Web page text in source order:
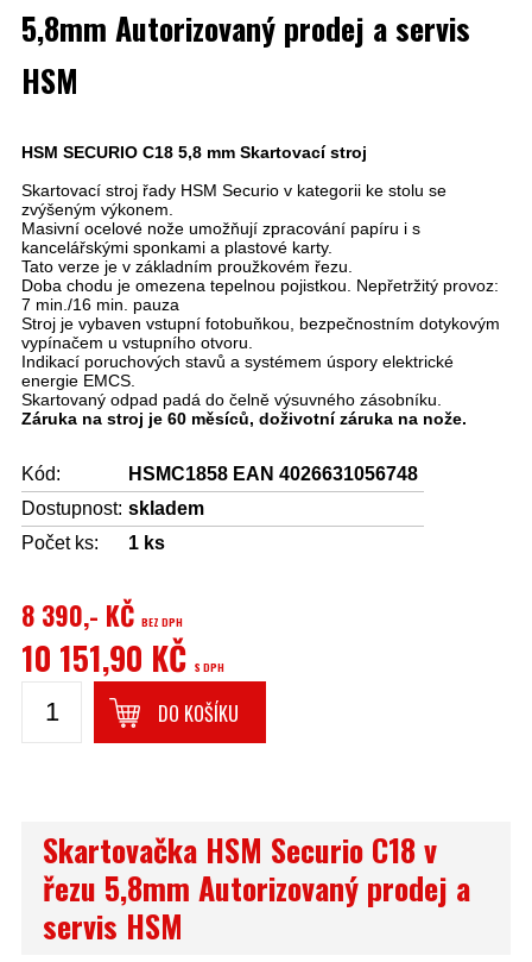
5,8mm Autorizovaný prodej a servis
HSM
HSM SECURIO C18 5,8 mm Skartovací stroj
Skartovací stroj řady HSM Securio v kategorii ke stolu se
zvýšeným výkonem.
Masivní ocelové nože umožňují zpracování papíru i s
kancelářskými sponkami a plastové karty.
Tato verze je v základním proužkovém řezu.
Doba chodu je omezena tepelnou pojistkou. Nepřetržitý provoz:
7 min./16 min. pauza
Stroj je vybaven vstupní fotobuňkou, bezpečnostním dotykovým
vypínačem u vstupního otvoru.
Indikací poruchových stavů a systémem úspory elektrické
energie EMCS.
Skartovaný odpad padá do čelně výsuvného zásobníku.
Záruka na stroj je 60 měsíců, doživotní záruka na nože.
Kód:
HSMC1858 EAN 4026631056748
Dostupnost: skladem
Počet ks:
1 ks
8 390,- KČ BEZ DPH
10 151,90 KČ S DPH
DO KOŠÍKU
Skartovačka HSM Securio C18 v
řezu 5,8mm Autorizovaný prodej a
servis HSM